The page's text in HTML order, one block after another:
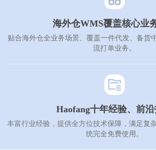
海外仓WMS覆盖核心业
贴合海外仓全业务场景、覆盖一件代发、备货
流打单业务。
Haofang十年经验、前
丰富行业经验，提供全方位技术保障，满足复
统完全免费使用。